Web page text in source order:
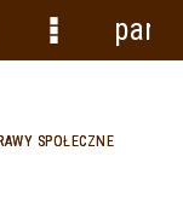
SPOŁECZNE
Menu
panel